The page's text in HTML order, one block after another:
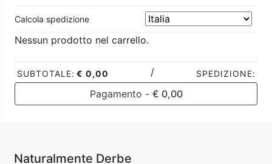
Calcola spedizione
Nessun prodotto nel carrello.
SUBTOTALE: € 0,00 / SPEDIZIONE:
Pagamento - € 0,00
Capelli
Collezioni
Che tipo di capelli hai?
Naturalmente Derbe